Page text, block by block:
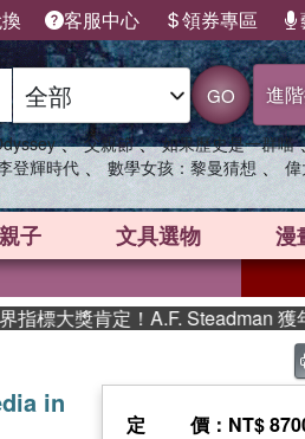
客服中心 領券專區
GO 進
、 父親節 、 如果歷史是一群喵
登輝時代 、 數學女孩：黎曼猜想 、
親子 文具選物 漫
大獎肯定！A.F. Steadman 獲年
in
定價 ：NT$